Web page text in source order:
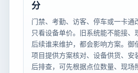
分
门禁、考勤、访客、停车或一卡通
只看设备单价。旧系统能不能接、
后续谁来维护，都会影响方案。御
项目提供方案核对、设备供货、安
后排查，可先根据点位数量、现场